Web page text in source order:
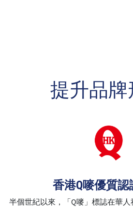
提升品牌
香港Q嘜優質認
半個世紀以來，「Q嘜」標誌在華